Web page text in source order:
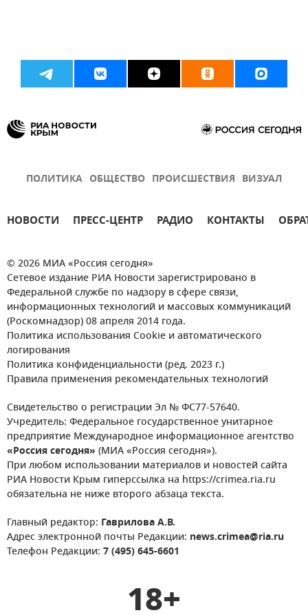
ПОЛИТИКА ОБЩЕСТВО ПРОИСШЕСТВИЯ ВИЗУАЛ
НОВОСТИ ПРЕСС-ЦЕНТР РАДИО КОНТАКТЫ
© 2026 МИА «Россия сегодня»
Сетевое издание РИА Новости зарегистрировано в
Федеральной службе по надзору в сфере связи,
информационных технологий и массовых коммуникаций
(Роскомнадзор) 08 апреля 2014 года.
Политика использования Cookie и автоматического
логирования
Политика конфиденциальности (ред. 2023 г.)
Правила применения рекомендательных технологий
Свидетельство о регистрации Эл № ФС77-57640.
Учредитель: Федеральное государственное унитарное
предприятие Международное информационное агентство
«Россия сегодня» (МИА «Россия сегодня»).
При любом использовании материалов и новостей сайта
РИА Новости Крым гиперссылка на https://crimea.ria.ru
обязательна не ниже второго абзаца текста.
Главный редактор: Гаврилова А.В.
Адрес электронной почты Редакции: news.crimea@ria.ru
Телефон Редакции: 7 (495) 645-6601
18+